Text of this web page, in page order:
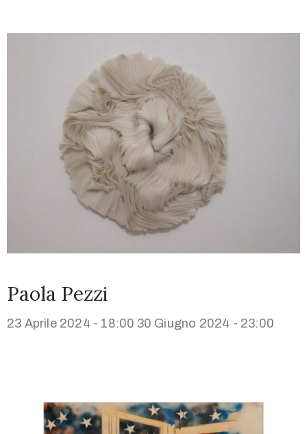
Paola Pezzi
23 Aprile 2024 - 18:00 30 Giugno 2024 - 23:00